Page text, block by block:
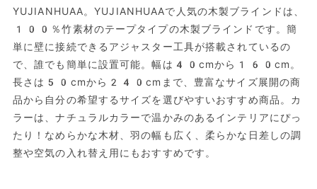
YUJIANHUAA。YUJIANHUAAで人気の木製ブラインドは、
100％竹素材のテープタイプの木製ブラインドです。簡
単に壁に接続できるアジャスター工具が搭載されているの
で、誰でも簡単に設置可能。幅は40cmから160cm。
長さは50cmから240cmまで、豊富なサイズ展開の商
品から自分の希望するサイズを選びやすいおすすめ商品。カ
ラーは、ナチュラルカラーで温かみのあるインテリアにぴっ
たり！なめらかな木材、羽の幅も広く、柔らかな日差しの調
整や空気の入れ替え用にもおすすめです。